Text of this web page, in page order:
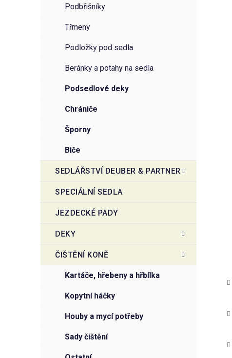
podbřišníky
třmeny
podložky pod sedla
beránky a potahy na sedla
podsedlové deky
chrániče
šporny
biče
SEDLÁŘSTVÍ DEUBER & PARTNER
SPECIÁLNÍ SEDLA
JEZDECKÉ PADY
DEKY
ČIŠTĚNÍ KONĚ
kartáče, hřebeny a hřbílka
kopytní háčky
houby a mycí potřeby
sady čištění